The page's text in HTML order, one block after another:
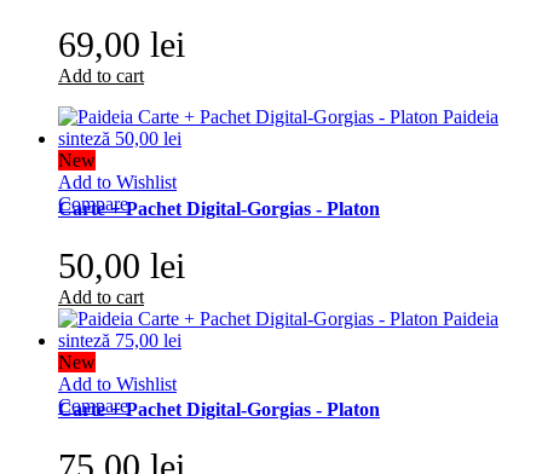
69,00 lei
Add to cart
New
Add to Wishlist
Compare
Carte + Pachet Digital-Gorgias - Platon
50,00 lei
Add to cart
New
Add to Wishlist
Compare
Carte + Pachet Digital-Gorgias - Platon